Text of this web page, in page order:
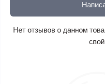
Нет отзывов о данном